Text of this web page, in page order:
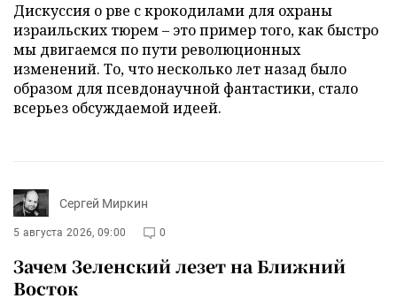
Дискуссия о рве с крокодилами для охраны
израильских тюрем – это пример того, как быстро
мы двигаемся по пути революционных
изменений. То, что несколько лет назад было
образом для псевдонаучной фантастики, стало
всерьез обсуждаемой идеей.
Сергей Миркин
5 августа 2026, 09:00 0
Зачем Зеленский лезет на Ближний
Восток